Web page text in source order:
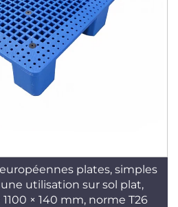
plates, simples
utilisation sur sol plat,
× 140 mm, norme T26